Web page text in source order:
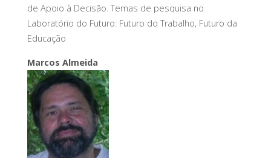
de Apoio à Decisão. Temas de pesquisa no
Laboratório do Futuro: Futuro do Trabalho, Futuro da
Educação
Marcos Almeida